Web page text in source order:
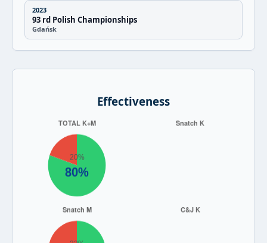
2023
93 rd Polish Championships
Gdańsk
Effectiveness